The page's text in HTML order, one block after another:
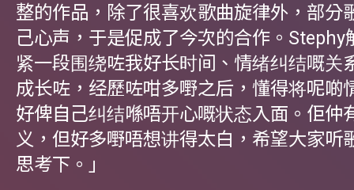
整的作品，除了很喜欢歌曲旋律外，部分
己心声，于是促成了今次的合作。Stephy
紧一段围绕咗我好长时间、情绪纠结嘅关
成长咗，经歷咗咁多嘢之后，懂得将呢啲
好俾自己纠结喺唔开心嘅状态入面。佢仲
义，但好多嘢唔想讲得太白，希望大家听
思考下。」